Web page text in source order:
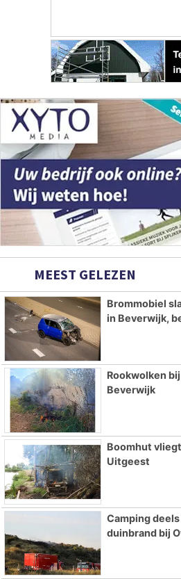
MEEST GELEZEN
Brommobiel
in Beverwijk,
Rookwolken
Beverwijk
Boomhut
Uitgeest
Camping
duinbrand bij